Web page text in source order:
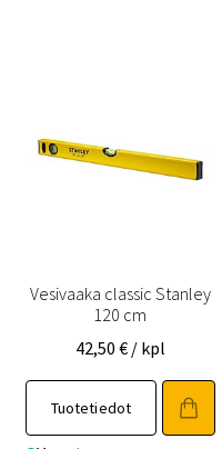
Vesivaaka classic Stanley
120 cm
42,50 € / kpl
Tuotetiedot